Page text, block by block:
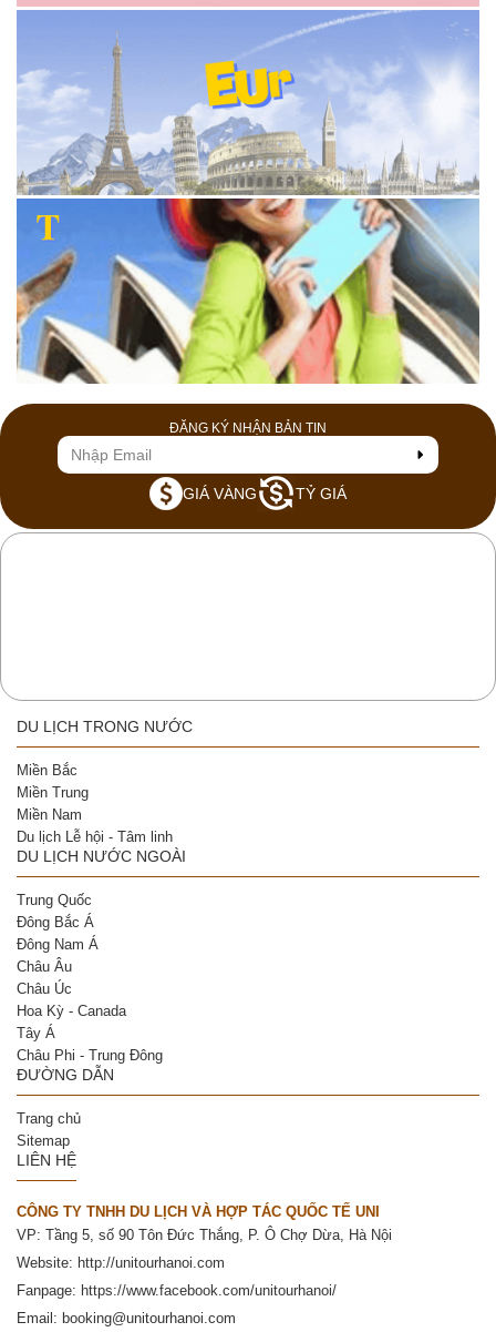
ĐĂNG KÝ NHẬN BẢN TIN
GIÁ VÀNG TỶ GIÁ
DU LỊCH TRONG NƯỚC
Miền Bắc
Miền Trung
Miền Nam
Du lịch Lễ hội - Tâm linh
DU LỊCH NƯỚC NGOÀI
Trung Quốc
Đông Bắc Á
Đông Nam Á
Châu Âu
Châu Úc
Hoa Kỳ - Canada
Tây Á
Châu Phi - Trung Đông
ĐƯỜNG DẪN
Trang chủ
Sitemap
LIÊN HỆ
CÔNG TY TNHH DU LỊCH VÀ HỢP TÁC QUỐC TẾ UNI
VP: Tầng 5, số 90 Tôn Đức Thắng, P. Ô Chợ Dừa, Hà Nội
Website: http://unitourhanoi.com
Fanpage: https://www.facebook.com/unitourhanoi/
Email: booking@unitourhanoi.com